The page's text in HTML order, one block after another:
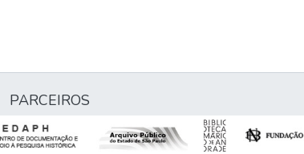
PARCEIROS